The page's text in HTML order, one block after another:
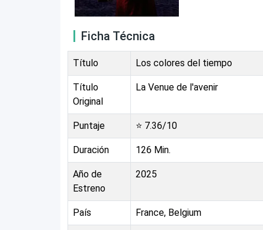
Ficha Técnica
Título Los colores del tiempo
Título
Original
La Venue de l'avenir
Puntaje ⭐ 7.36/10
Duración 126 Min.
Año de
Estreno
2025
País France, Belgium